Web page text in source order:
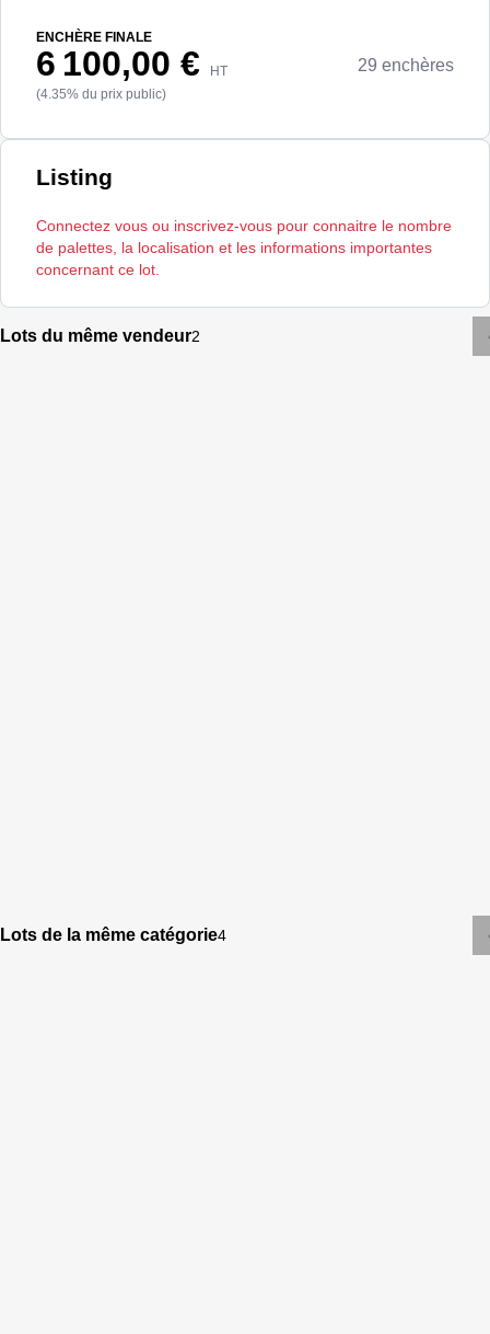
ENCHÈRE FINALE
6 100,00 € HT 29 enchères
(4.35% du prix public)
Listing
Connectez vous ou inscrivez-vous pour connaitre le nombre
de palettes, la localisation et les informations importantes
concernant ce lot.
Lots du même vendeur2
Lots de la même catégorie4